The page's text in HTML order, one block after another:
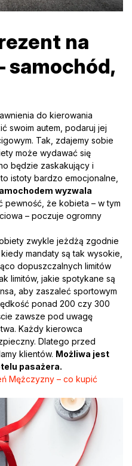
na
samochód,
do kierowania
swoim autem, podaruj jej
Tak, zdajemy sobie
może wydawać się
będzie zaskakujący i
istoty bardzo emocjonalne,
wyzwala
pewność, że kobieta – w tym
– poczuje ogromny
zwykle jeżdżą zgodnie
mandaty są tak wysokie,
dopuszczalnych limitów
limitów, jakie spotykane są
aby zaszaleć sportowym
ponad 200 czy 300
zawsze pod uwagę
Każdy kierowca
Dlatego przed
klientów. Możliwa jest
pasażera.
Mężczyzny – co kupić